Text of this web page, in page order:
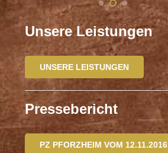
Unsere Leistungen
UNSERE LEISTUNGEN
Pressebericht
PZ PFORZHEIM VOM 12.11.2016